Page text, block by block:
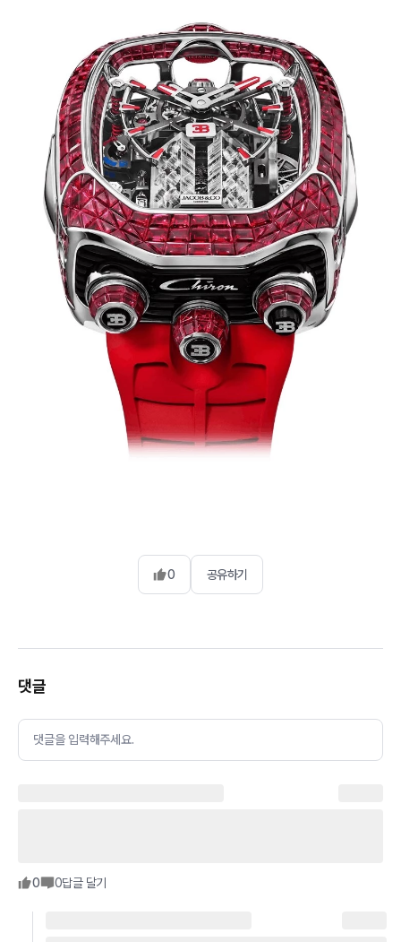
0 공유하기
댓글
댓글을 입력해주세요.
0 0답글 달기